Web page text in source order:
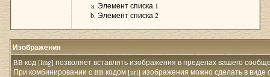
Элемент списка 1
Элемент списка 2
Изображения
BB код [img] позволяет вставлять изображения в пределах вашего
При комбинировании с BB кодом [url] изображения можно сделать в виде